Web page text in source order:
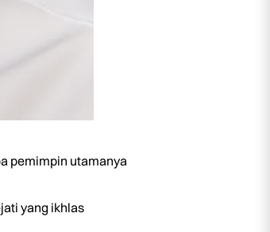
pemimpin utamanya
yang ikhlas